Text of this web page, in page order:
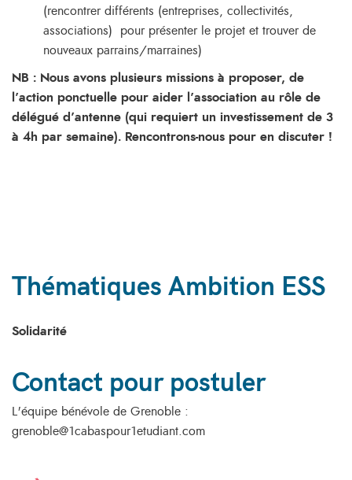
(rencontrer différents (entreprises, collectivités,
associations) pour présenter le projet et trouver de
nouveaux parrains/marraines)
NB : Nous avons plusieurs missions à proposer, de
l’action ponctuelle pour aider l’association au rôle de
délégué d’antenne (qui requiert un investissement de 3
à 4h par semaine). Rencontrons-nous pour en discuter !
Thématiques Ambition ESS
Solidarité
Contact pour postuler
L'équipe bénévole de Grenoble :
grenoble@1cabaspour1etudiant.com